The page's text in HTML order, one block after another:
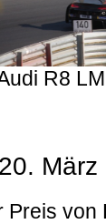
R8
20. März
Preis von